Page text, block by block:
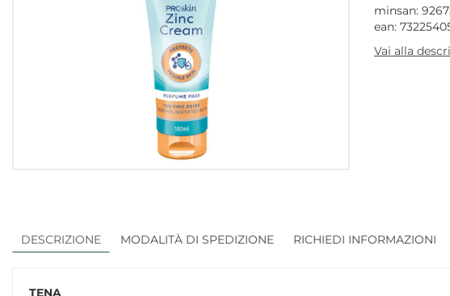
minsan:
ean:
Vai alla
DESCRIZIONE MODALITÀ DI SPEDIZIONE RICHIEDI INFORMAZIONI
TENA